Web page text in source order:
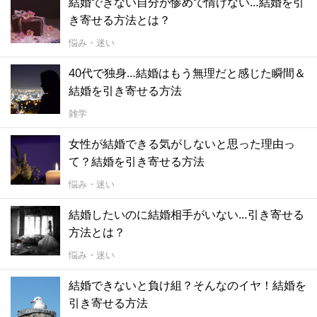
き寄せる方法とは？
悩み・迷い
40代で独身…結婚はもう無理だと感じた瞬間＆
結婚を引き寄せる方法
雑学
女性が結婚できる気がしないと思った理由っ
て？結婚を引き寄せる方法
悩み・迷い
結婚したいのに結婚相手がいない…引き寄せる
方法とは？
悩み・迷い
結婚できないと負け組？そんなのイヤ！結婚を
引き寄せる方法